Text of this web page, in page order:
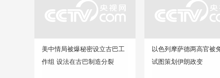
美中情局被爆秘密设立古巴工
作组 设法在古巴制造分裂
以色列摩萨德两高官被
试图策划伊朗政变